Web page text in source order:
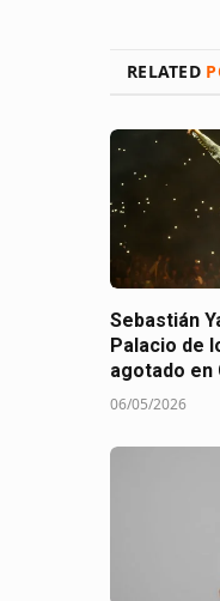
RELATED
Sebastián
Palacio de
agotado en
06/05/2026